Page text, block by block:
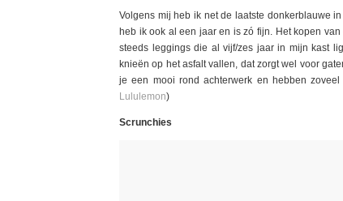
Volgens mij heb ik net de laatste donkerblauwe
heb ik ook al een jaar en is zó fijn. Het kopen
steeds leggings die al vijf/zes jaar in mijn kast
knieën op het asfalt vallen, dat zorgt wel voor
je een mooi rond achterwerk en hebben
Lululemon)
Scrunchies